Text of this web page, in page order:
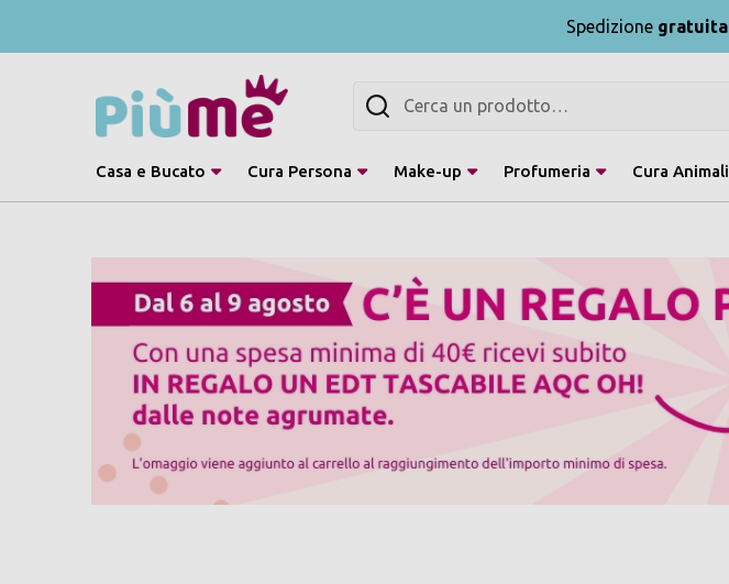
Spedizione gratuita
Cerca
Casa e Bucato Cura Persona Make-up Profumeria Cura Animali